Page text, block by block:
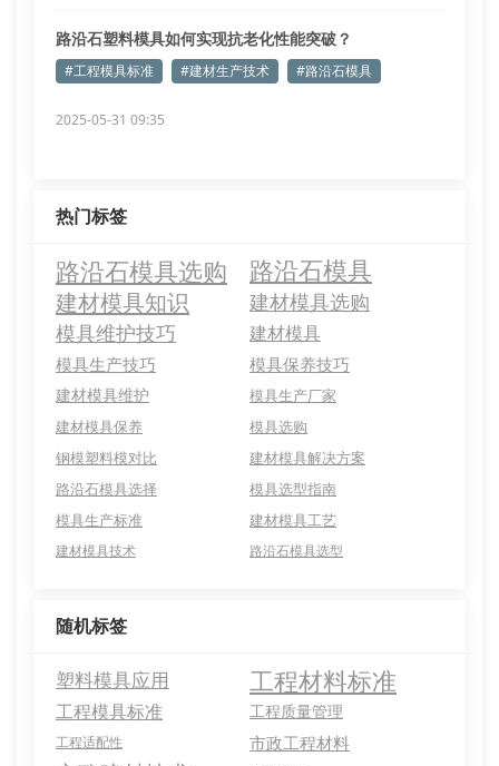
路沿石塑料模具如何实现抗老化性能突破？
#工程模具标准 #建材生产技术 #路沿石模具
2025-05-31 09:35
热门标签
路沿石模具选购 路沿石模具
建材模具知识
建材模具选购
模具维护技巧
建材模具
模具生产技巧 模具保养技巧
建材模具维护
模具生产厂家
建材模具保养
模具选购
钢模塑料模对比
建材模具解决方案
路沿石模具选择
模具选型指南
模具生产标准
建材模具工艺
建材模具技术 路沿石模具选型
随机标签
塑料模具应用 工程材料标准
工程模具标准 工程质量管理
工程适配性 市政工程材料